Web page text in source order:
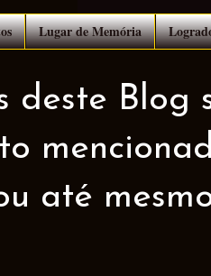
Lugar de Memória
deste Blog
até